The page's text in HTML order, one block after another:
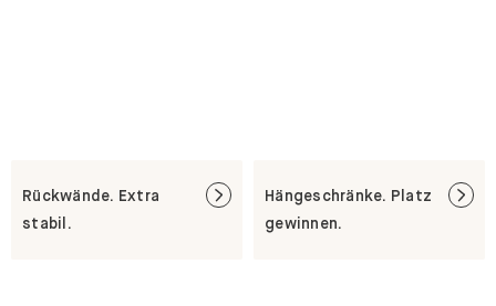
Rückwände. Extra
stabil.
Hängeschränke. Platz
gewinnen.